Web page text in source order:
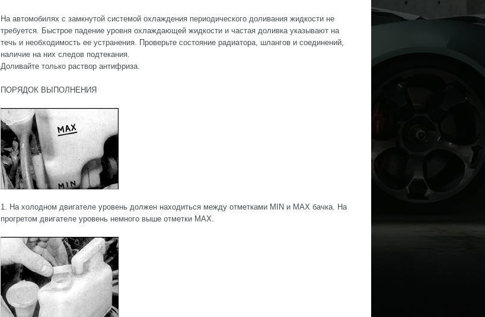
На автомобилях с замкнутой системой охлаждения периодического доливания жидкости не
требуется. Быстрое падение уровня охлаждающей жидкости и частая доливка указывают на
течь и необходимость ее устранения. Проверьте состояние радиатора, шлангов и соединений,
наличие на них следов подтекания.
Доливайте только раствор антифриза.
ПОРЯДОК ВЫПОЛНЕНИЯ
1. На холодном двигателе уровень должен находиться между отметками MIN и MAX бачка. На
прогретом двигателе уровень немного выше отметки MAX.